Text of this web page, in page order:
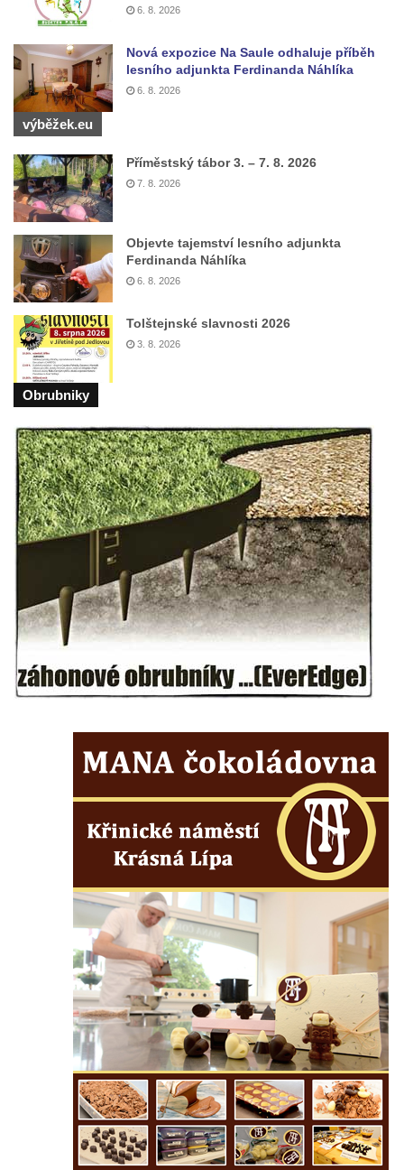
Pamětní deska Johanna Nepomuka
Fischera na domě čp. 5/16 na třídě 9.
května v Rumburku
Pamětní deska Johanna Neumanna
severně od Tokáně
Obrázek svatého Huberta na buku svatého
Huberta
Obrázek svatého Jakuba na skále u cesty
Busta Jana Amose Komenského na domě
čp. 37 v Račicích
Československé armády v Teplicích
Socha Medvídě v Tierpark Chemnitz
Sochy Ležící žena v Tierpark Chemnitz
Socha Skupina jeřábů v Tierpark Chemnitz
Socha Panter v ZOO Leipzig
Socha Dívka s mušlí v ZOO Leipzig
Socha Tygr v ZOO Leipzig
Socha Atlet v ZOO Leipzig
Socha Marabu v ZOO Leipzig
Busta Karla Maxe Schneidera v ZOO
Leipzig
Socha Iásón v ZOO Leipzig
Socha Mladý slon v ZOO Leipzig
v ZOO Dresden
Socha krokodýla v ZOO Dresden
Socha slona v ZOO Dresden
Socha Faun s medvíďaty v ZOO Dresden
ZOO Dresden
Socha světce severně od Lužce nad
Vltavou
Pamětní kámen revitalizace Vltavy Vraňany
– Hořín u Lužce nad Vltavou
Strom svobody a památník 100 let republiky
a 30. výročí listopadu 1989 v Hrobčicích
Boží muka v parku před domem čp. 17 v
Hrobčicích
Sochy „Klaun a dívenka“ v parku v centru
Hrobčic
6. 8. 2026
Nová expozice Na Saule odhaluje příběh
lesního adjunkta Ferdinanda Náhlíka
6. 8. 2026
výběžek.eu
Příměstský tábor 3. – 7. 8. 2026
7. 8. 2026
Objevte tajemství lesního adjunkta
Ferdinanda Náhlíka
6. 8. 2026
Tolštejnské slavnosti 2026
3. 8. 2026
Obrubniky